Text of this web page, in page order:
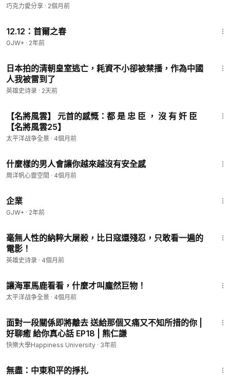
巧克力愛分享 · 2個月前
12.12：首爾之春
GJW+ · 2年前
日本拍的清朝皇室逃亡，耗資不小卻被禁播，作為中國
人我被雷到了
英雄史诗录 · 2天前
【名將風雲】 元首的感慨：都 是 忠 臣 ， 沒 有 奸 臣
【名將風雲25】
太平洋战争全景 · 4個月前
什麼樣的男人會讓你越來越沒有安全感
周洋帆心靈空間 · 4個月前
企業
GJW+ · 2年前
毫無人性的納粹大屠殺，比日寇還殘忍，只敢看一遍的
電影！
英雄史诗录 · 4個月前
讓海軍馬鹿看看，什麼才叫龐然巨物！
太平洋战争全景 · 4個月前
面對一段關係即將離去 送給那個又痛又不知所措的你 |
好聊癒 給你真心話 EP18 | 熊仁謙
快樂大學Happiness University · 3年前
無盡：中東和平的掙扎